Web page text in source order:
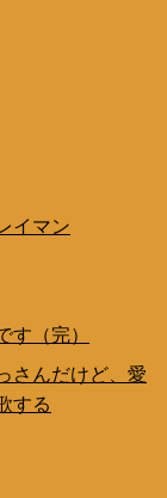
イマン
す（完）
さんだけど、愛
する